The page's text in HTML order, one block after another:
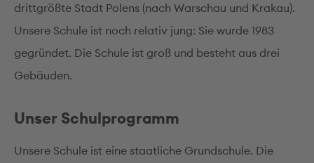
drittgrößte Stadt Polens (nach Warschau und Krakau).
Unsere Schule ist noch relativ jung: Sie wurde 1983
gegründet. Die Schule ist groß und besteht aus drei
Gebäuden.
Unser Schulprogramm
Unsere Schule ist eine staatliche Grundschule. Die